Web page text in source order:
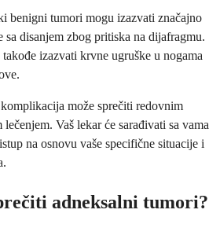
benigni tumori mogu izazvati značajno
sa disanjem zbog pritiska na dijafragmu.
izazvati krvne ugruške u nogama
može sprečiti redovnim
Vaš lekar će sarađivati sa vama
na osnovu vaše specifične situacije i
adneksalni tumori?